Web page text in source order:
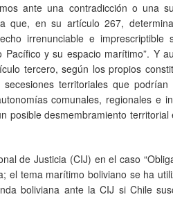
ante una contradicción o una
que, en su artículo 267,
irrenunciable e imprescriptible
y su espacio marítimo”. Y
tercero, según los propios
territoriales que podrían
comunales, regionales e
posible desmembramiento territorial
de Justicia (CIJ) en el caso
el tema marítimo boliviano se ha
boliviana ante la CIJ si Chile